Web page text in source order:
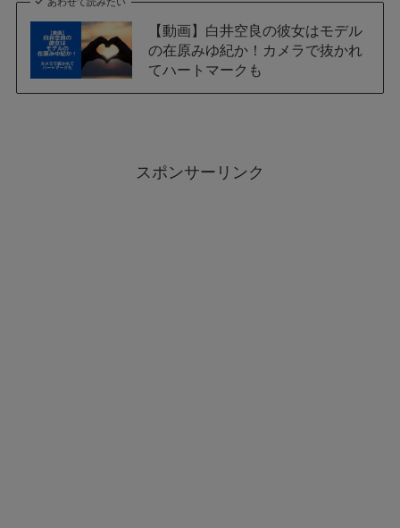
【動画】白井空良の彼女はモデル
の在原みゆ紀か！カメラで抜かれ
てハートマークも
スポンサーリンク